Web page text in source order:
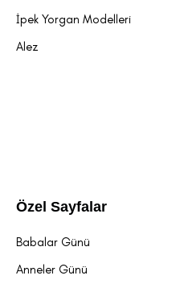
İpek Yorgan Modelleri
Alez
Özel Sayfalar
Babalar Günü
Anneler Günü